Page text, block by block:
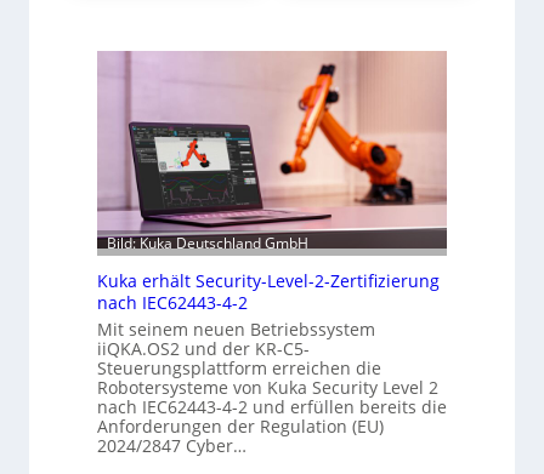
Bild: Kuka Deutschland GmbH
Kuka erhält Security-Level-2-Zertifizierung
nach IEC62443-4-2
Mit seinem neuen Betriebssystem
iiQKA.OS2 und der KR-C5-
Steuerungsplattform erreichen die
Robotersysteme von Kuka Security Level 2
nach IEC62443-4-2 und erfüllen bereits die
Anforderungen der Regulation (EU)
2024/2847 Cyber…